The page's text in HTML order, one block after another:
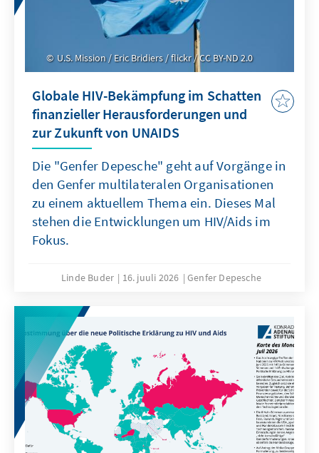
U.S. Mission / Eric Bridiers / flickr / CC BY-ND 2.0
Globale HIV-Bekämpfung im Schatten
finanzieller Herausforderungen und
zur Zukunft von UNAIDS
Die "Genfer Depesche" geht auf Vorgänge in
den Genfer multilateralen Organisationen
zu einem aktuellem Thema ein. Dieses Mal
stehen die Entwicklungen um HIV/Aids im
Fokus.
Linde Buder 16. juuli 2026 Genfer Depesche